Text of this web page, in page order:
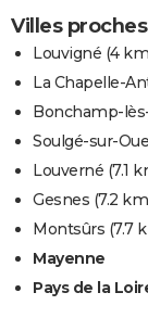
Villes
Louvigné (4
La Chapelle-
Bonchamp-
Soulgé-sur-
Louverné (7.1
Gesnes (7.2
Montsûrs (7.7
Mayenne
Pays de la